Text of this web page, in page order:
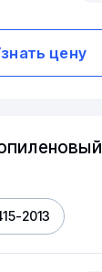
цену
2013